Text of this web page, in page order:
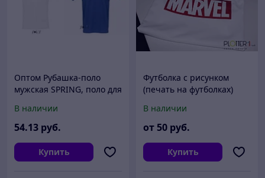
Оптом Рубашка-поло
мужская SPRING, поло для
В наличии
54.13 руб.
Купить
Футболка с рисунком
(печать на футболках)
В наличии
от 50 руб.
Купить